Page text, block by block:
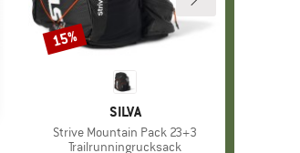
MARKE
SILVA
Artikel
Strive Mountain Pack 23+3
Produktgruppe
Trailrunningrucksack
Rabatt
15%